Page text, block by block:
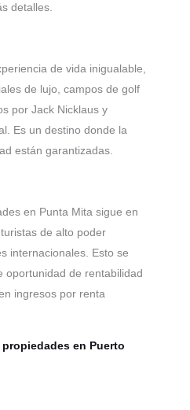
detalles.
de vida inigualable,
de lujo, campos de golf
por Jack Nicklaus y
Es un destino donde la
están garantizadas.
en Punta Mita sigue en
de alto poder
internacionales. Esto se
oportunidad de rentabilidad
ingresos por renta
en Puerto